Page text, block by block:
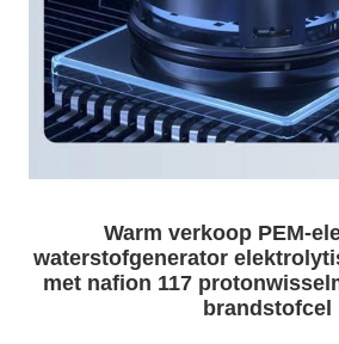
Warm verkoop PEM-
waterstofgenerator
met nafion 117
brandstofcel